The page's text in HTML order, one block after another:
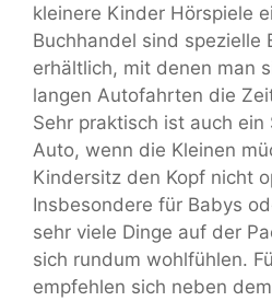
kleinere Kinder Hörspiele
Buchhandel sind spezielle
erhältlich, mit denen man
langen Autofahrten die
Sehr praktisch ist auch ein
Auto, wenn die Kleinen
Kindersitz den Kopf nicht
Insbesondere für Babys
sehr viele Dinge auf der
sich rundum wohlfühlen.
empfehlen sich neben